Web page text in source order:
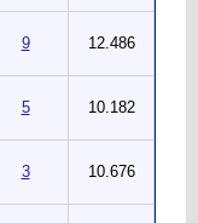
9 12.486
5 10.182
3 10.676